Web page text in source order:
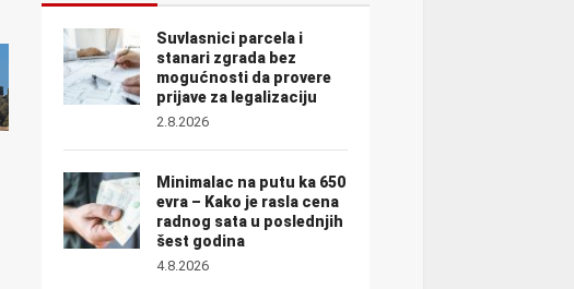
Suvlasnici parcela i
stanari zgrada bez
mogućnosti da provere
prijave za legalizaciju
2.8.2026
Minimalac na putu ka 650
evra – Kako je rasla cena
radnog sata u poslednjih
šest godina
4.8.2026